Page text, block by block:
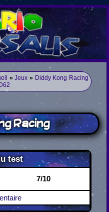
» Jeux » Diddy Kong Racing
Racing
test
7/10